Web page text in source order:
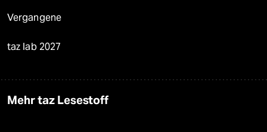
Vergangene
taz lab 2027
Mehr taz Lesestoff